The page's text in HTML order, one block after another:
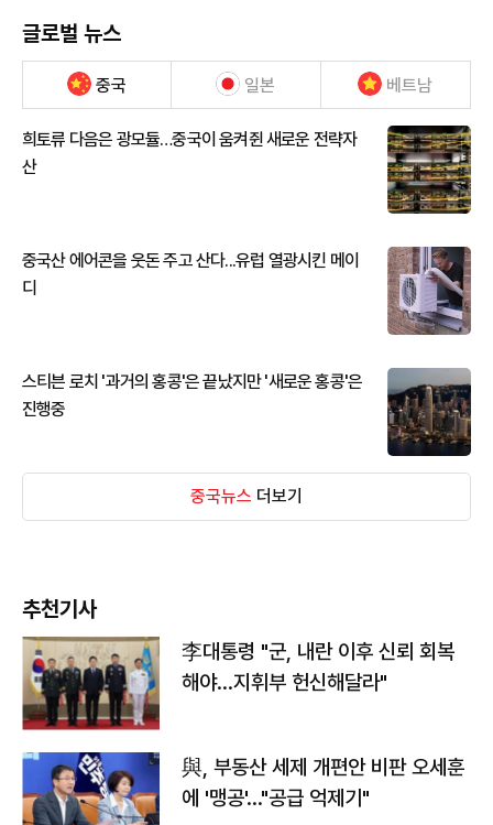
글로벌 뉴스
중국 일본 베트남
희토류 다음은 광모듈…중국이 움켜쥔 새로운 전략자
산
중국산 에어콘을 웃돈 주고 산다...유럽 열광시킨 메이
디
스티븐 로치 '과거의 홍콩'은 끝났지만 '새로운 홍콩'은
진행중
중국뉴스 더보기
추천기사
李대통령 "군, 내란 이후 신뢰 회복
해야…지휘부 헌신해달라"
與, 부동산 세제 개편안 비판 오세훈
에 '맹공'…"공급 억제기"